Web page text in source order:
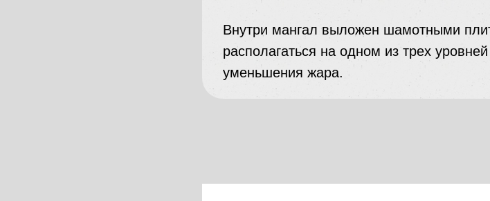
Внутри мангал выложен шамотными
располагаться на одном из трех
уменьшения жара.